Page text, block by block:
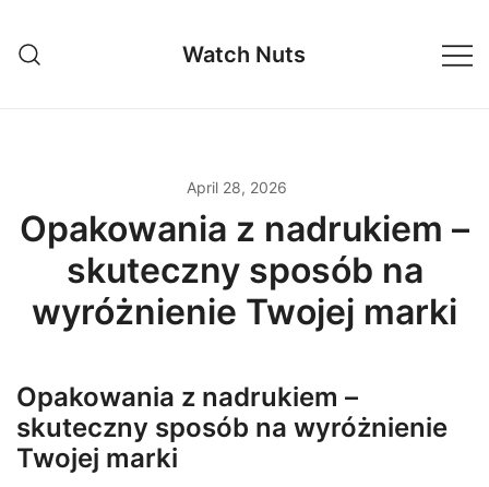
content
Watch Nuts
April 28, 2026
Opakowania z nadrukiem –
skuteczny sposób na
wyróżnienie Twojej marki
Opakowania z nadrukiem –
skuteczny sposób na wyróżnienie
Twojej marki